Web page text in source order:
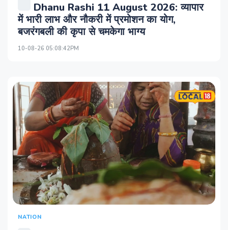
Dhanu Rashi 11 August 2026: व्यापार
में भारी लाभ और नौकरी में प्रमोशन का योग,
बजरंगबली की कृपा से चमकेगा भाग्य
10-08-26 05:08:42PM
NATION